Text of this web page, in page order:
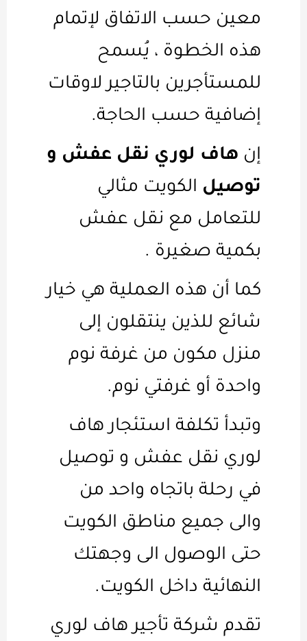
معين حسب الاتفاق لإتمام
هذه الخطوة ، يُسمح
للمستأجرين بالتاجير لاوقات
إضافية حسب الحاجة.
إن هاف لوري نقل عفش و
توصيل الكويت مثالي
للتعامل مع نقل عفش
بكمية صغيرة .
كما أن هذه العملية هي خيار
شائع للذين ينتقلون إلى
منزل مكون من غرفة نوم
واحدة أو غرفتي نوم.
وتبدأ تكلفة استئجار هاف
لوري نقل عفش و توصيل
في رحلة باتجاه واحد من
والى جميع مناطق الكويت
حتى الوصول الى وجهتك
النهائية داخل الكويت.
تقدم شركة تأجير هاف لوري